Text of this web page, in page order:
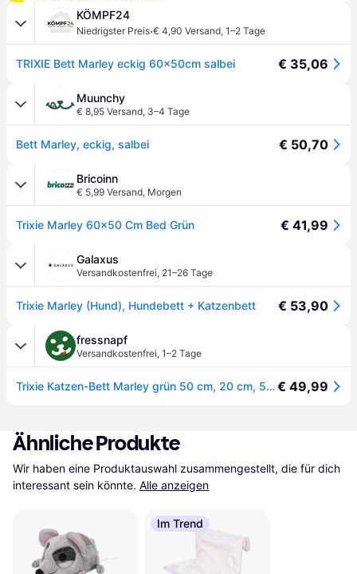
KÖMPF24
Niedrigster Preis·€ 4,90 Versand, 1–2 Tage
TRIXIE Bett Marley eckig 60x50cm salbei € 35,06
Muunchy
€ 8,95 Versand, 3–4 Tage
Bett Marley, eckig, salbei € 50,70
Bricoinn
€ 5,99 Versand, Morgen
Trixie Marley 60x50 Cm Bed Grün € 41,99
Galaxus
Versandkostenfrei, 21–26 Tage
Trixie Marley (Hund), Hundebett + Katzenbett € 53,90
fressnapf
Versandkostenfrei, 1–2 Tage
Trixie Katzen-Bett Marley grün 50 cm, 20 cm, 50 cm€ 49,99
Ähnliche Produkte
Wir haben eine Produktauswahl zusammengestellt, die für dich
interessant sein könnte. Alle anzeigen
Im Trend